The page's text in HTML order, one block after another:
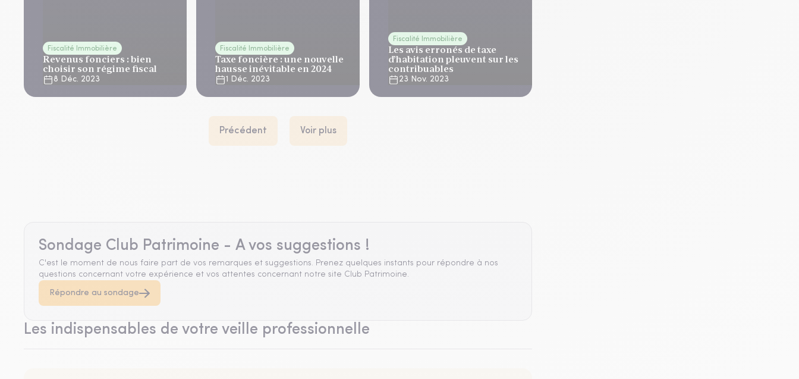
Fiscalité Immobilière
Revenus fonciers : bien
choisir son régime fiscal
8 Déc. 2023
Fiscalité Immobilière
Taxe foncière : une nouvelle
hausse inévitable en 2024
1 Déc. 2023
Fiscalité Immobilière
Les avis erronés de taxe
d’habitation pleuvent sur les
contribuables
23 Nov. 2023
Précédent Voir plus
Sondage Club Patrimoine - A vos suggestions !
C'est le moment de nous faire part de vos remarques et suggestions. Prenez quelques instants pour répondre à nos
questions concernant votre expérience et vos attentes concernant notre site Club Patrimoine.
Répondre au sondage
Les indispensables de votre veille professionnelle